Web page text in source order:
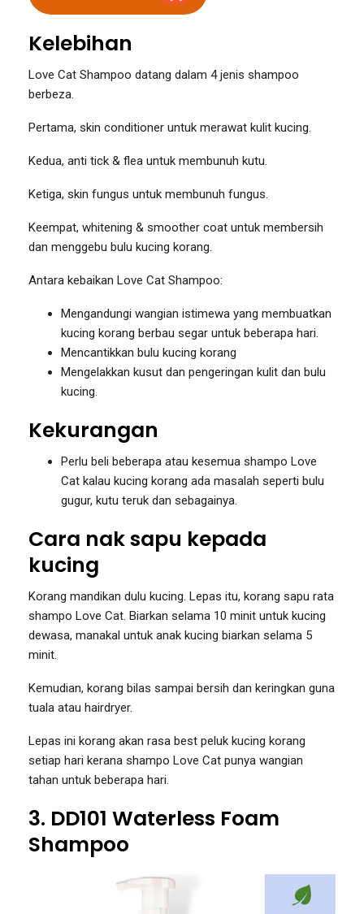
Kelebihan
Love Cat Shampoo datang dalam 4 jenis shampoo
berbeza.
Pertama, skin conditioner untuk merawat kulit kucing.
Kedua, anti tick & flea untuk membunuh kutu.
Ketiga, skin fungus untuk membunuh fungus.
Keempat, whitening & smoother coat untuk membersih
dan menggebu bulu kucing korang.
Antara kebaikan Love Cat Shampoo:
Mengandungi wangian istimewa yang membuatkan
kucing korang berbau segar untuk beberapa hari.
Mencantikkan bulu kucing korang
Mengelakkan kusut dan pengeringan kulit dan bulu
kucing.
Kekurangan
Perlu beli beberapa atau kesemua shampo Love
Cat kalau kucing korang ada masalah seperti bulu
gugur, kutu teruk dan sebagainya.
Cara nak sapu kepada
kucing
Korang mandikan dulu kucing. Lepas itu, korang sapu rata
shampo Love Cat. Biarkan selama 10 minit untuk kucing
dewasa, manakal untuk anak kucing biarkan selama 5
minit.
Kemudian, korang bilas sampai bersih dan keringkan guna
tuala atau hairdryer.
Lepas ini korang akan rasa best peluk kucing korang
setiap hari kerana shampo Love Cat punya wangian
tahan untuk beberapa hari.
3. DD101 Waterless Foam
Shampoo